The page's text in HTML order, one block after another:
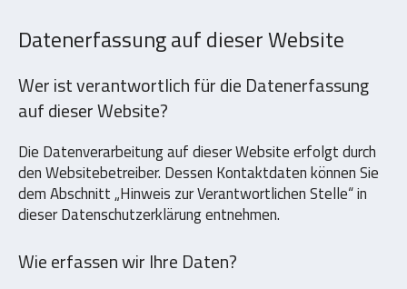
Datenerfassung auf dieser Website
Wer ist verantwortlich für die Datenerfassung
auf dieser Website?
Die Datenverarbeitung auf dieser Website erfolgt durch
den Websitebetreiber. Dessen Kontaktdaten können Sie
dem Abschnitt „Hinweis zur Verantwortlichen Stelle“ in
dieser Datenschutzerklärung entnehmen.
Wie erfassen wir Ihre Daten?